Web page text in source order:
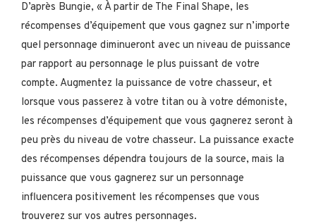
D’après Bungie, « À partir de The Final Shape, les
récompenses d’équipement que vous gagnez sur n’importe
quel personnage diminueront avec un niveau de puissance
par rapport au personnage le plus puissant de votre
compte. Augmentez la puissance de votre chasseur, et
lorsque vous passerez à votre titan ou à votre démoniste,
les récompenses d’équipement que vous gagnerez seront à
peu près du niveau de votre chasseur. La puissance exacte
des récompenses dépendra toujours de la source, mais la
puissance que vous gagnerez sur un personnage
influencera positivement les récompenses que vous
trouverez sur vos autres personnages.